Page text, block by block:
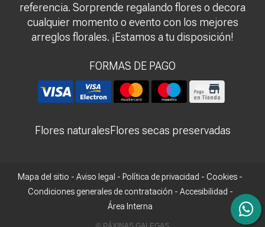
referencia. Sorprende regalando flores o decora
cualquier momento o evento con los mejores
arreglos florales. ¡Estamos a tu disposición!
FORMAS DE PAGO
Flores naturalesFlores secas preservadas
Mapa del sitio - Aviso legal - Política de privacidad - Cookies -
Condiciones generales de contratación - Accesibilidad -
Área Interna